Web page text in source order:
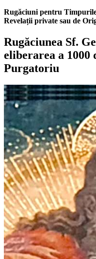
Rugăciuni pentru
Revelații private sau de
Rugăciunea Sf.
eliberarea a 1000
Purgatoriu